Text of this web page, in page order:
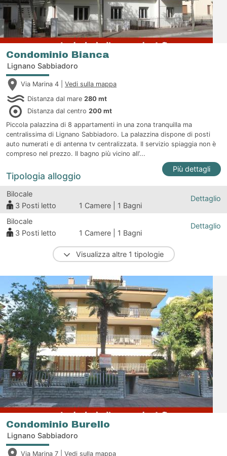
Condominio Bianca
Lignano Sabbiadoro
Via Marina 4 | Vedi sulla mappa
Distanza dal mare 280 mt
Distanza dal centro 200 mt
Piccola palazzina di 8 appartamenti in una zona tranquilla ma
centralissima di Lignano Sabbiadoro. La palazzina dispone di posti
auto numerati e di antenna tv centralizzata. Il servizio spiaggia non è
compreso nel prezzo. Il bagno più vicino all’...
Più dettagli
Tipologia alloggio
Bilocale
3 Posti letto 1 Camere | 1 Bagni
Dettaglio
Bilocale
3 Posti letto 1 Camere | 1 Bagni
Dettaglio
Visualizza altre 1 tipologie
Condominio Burello
Lignano Sabbiadoro
Via Marina 7 | Vedi sulla mappa